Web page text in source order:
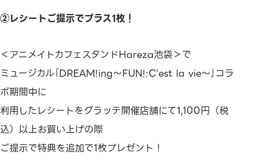
②レシートご提示でプラス1枚！
＜アニメイトカフェスタンドHareza池袋＞で
ミュージカル｢DREAM!ing～FUN!:C’est la vie～｣コラ
ボ期間中に
利用したレシートをグラッテ開催店舗にて1,100円（税
込）以上お買い上げの際
ご提示で特典を追加で1枚プレゼント！